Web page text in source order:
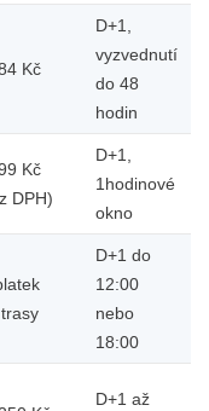
Kč
D+1,
vyzvednutí
do 48
hodin
Kč
DPH)
D+1,
1hodinové
okno
D+1 do
12:00
nebo
18:00
D+1 až